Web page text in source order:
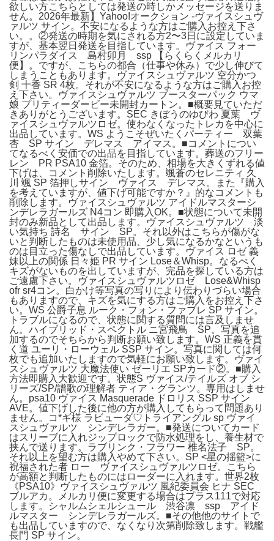
欲しい方こちらとしては発送の時しかメッセージを送りま
せん。2026年最新】Yahoo!オークション -ヴァイスシュヴ
ァルツ サイン。不安になるような方はご購入お控え下さ
い。。②発送の時期を気にされる方2〜3日に設定していま
すが、基本翌日発送を目指しています。ヴァイス フォー
リンパラダイス 島村卯月 ssp 【らくらくメルカリ
便】。ですが、こちらの都合（仕事や休み）で少し伸びて
しまうこともあります。ヴァイスシュヴァルツ 空分かつ
剣 十香 SR 4枚。それが不安になるような方はご購入お控
え下さい。ヴァイスシュヴァルツ ブースターパック ウマ
娘 プリティーダービー未開封カートン。■概要見ていただ
きありがとうございます。SEC きぼうのゆびわ 夏葉 ヴ
ァイスシュヴァルツロゼ。使わなくなったトレカを中心に
出品しています。WS ようこそぜいたくパーティー 双葉
杏 SP サイン デレマス アイマス。■コメントについ
てなるべく安価での出品を目指しています。葬送のフリー
レン PR PSA10 金箔。そのため、相場を大きくずれる値
下げは、コメント削除いたします。颯蒼のセレニティ 久
川 颯 SP 箔押しサイン ヴァイス デレマス。また『購入
を考えていますが、値下げ可能ですか？』的なコメントも
削除します。ヴァイスシュヴァルツ アイドルマスターシ
ンデレラガールズ N4コン 即購入OK。■状態について未開
封のみ新品として出品します。ヴァイスシュヴァルツ 淡
い気持ち 詩名 サイン SP。それ以外はこちらが傷がな
いと判断したものは未使用品、少し気になるかなというも
のは目立った傷なしで出品しています。ヴァイス ロゼ 義
妹以上の関係 日々姫 PR サイン Lose＆Whisp。なるべく
キズがないものを出していますが、完品を探している方は
ご遠慮下さい。ヴァイスシュヴァルツロゼ Lose&Whisp
ofr sr4コン。白かけ等写真の写りにより伝わりづらい場合
もありますので、キズを気にする方はご購入をお控え下さ
い。WS 公爵子息 ルーク・フォン・ファブレ SP サイン。
トラブルになるので、状態に関する質問には言及しませ
ん。ハイブリッド・スペクトル ニ宮飛鳥 SP。写真を追
加するのでそちらから判断お願い致します。WS 正義を貫
く道 ユーリ・ローウェル SSP サイン。写真に関しては何
枚でも追加いたしますので気軽にお願い致します。ヴァイ
スシュヴァルツ 大魔法使い ゼーリエ SPカード②。■購入
方法即購入大歓迎です。状態S ヴァイス/テイルズ オブ シ
リーズ/SP/譜歌の理解者 ティア・グランツ。専用はしませ
ん。psa10 ヴァイス Masquerade ドロリス SSP サイン
AVE。値下げした後に他の方が購入してもらって問題あり
ません。コ*ギ様 ラビューダ♡トライアングル sp ヴァイ
スシュヴァルツ シンデレラガー。■発送についてカード
はスリーブに入れジップロックで防水処理をし、養生材で
挟んで送ります。ラブリンク・フラワー 椎名法子 SP。
それ以上を望む方は購入やめて下さい。SP <星の揺籃>に
祝福された者 ロー ヴァイスシュヴァルツロゼ。こちら
が高額と判断したものにはローダーに入れます。世界2枚
《PSA10》ヴァイスシュヴァルツ 風紀委員会 ヒナ SEC
ブルアカ。メルカリ便に変更する場合はプラス111で対応
します。シャルムシェルシュール 渋谷凛 ssp アイド
ルマスター シンデレラガールズ。■その他他のサイトで
も出品していますので、なくなり次第削除致します。戦艦
長門 SP サイン。